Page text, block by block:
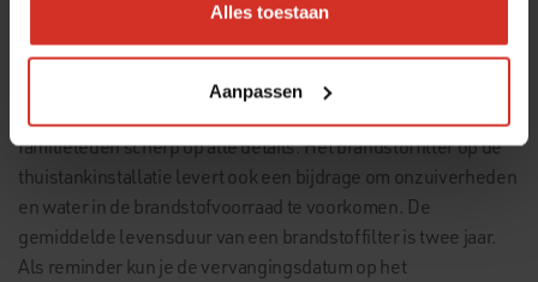
Alles toestaan
Aanpassen
verontreiniging van de brandstofvoorraad in de
thuistankinstallatie. Mijn advies is om een kaart met tips:
‘Voorkom vuil en water bij het aftanken’ te hangen bij de
familieleden scherp op alle details. Het brandstoffilter op de
thuistankinstallatie levert ook een bijdrage om onzuiverheden
en water in de brandstofvoorraad te voorkomen. De
gemiddelde levensduur van een brandstoffilter is twee jaar.
Als reminder kun je de vervangingsdatum op het